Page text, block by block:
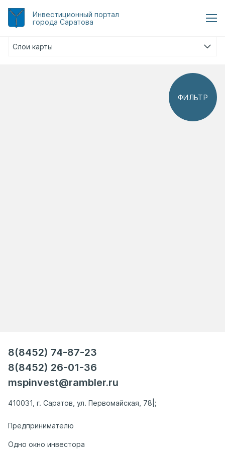
Инвестиционный портал
города Саратова
Слои карты
ФИЛЬТР
8(8452) 74-87-23
8(8452) 26-01-36
mspinvest@rambler.ru
410031, г. Саратов, ул. Первомайская, 78|;
Предпринимателю
Одно окно инвестора